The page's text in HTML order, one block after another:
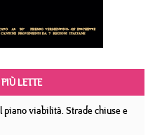
LETTE
piano viabilità. Strade chiuse e